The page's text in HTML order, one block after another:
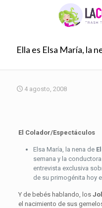
Ella es Elsa María, la
4 agosto, 2008
El Colador/Espectáculos
Elsa María, la nena de
semana y la
entrevista exclusiva
de su primogénita hoy
Y de bebés hablando, los
el nacimiento de sus